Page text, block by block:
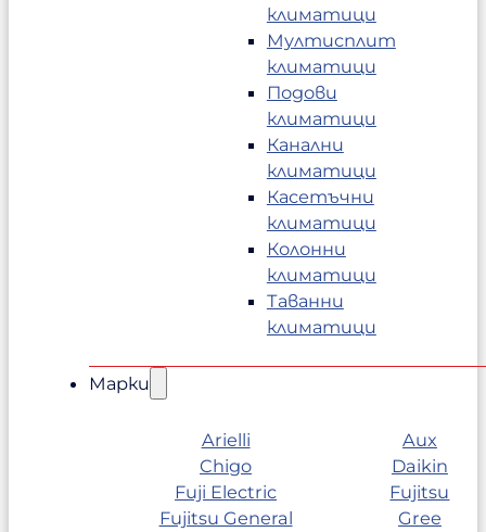
климатици
Мултисплит
климатици
Подови
климатици
Канални
климатици
Касетъчни
климатици
Колонни
климатици
Таванни
климатици
Марки
Arielli
Aux
Chigo
Daikin
Fuji Electric
Fujitsu
Fujitsu General
Gree